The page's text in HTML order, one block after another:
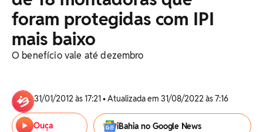
foram protegidas com IPI
mais baixo
O benefício vale até dezembro
31/01/2012 às 17:21 • Atualizada em 31/08/2022 às 7:16
Ouça iBahia no Google News